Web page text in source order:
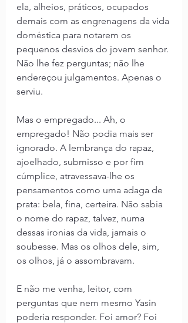
ela, alheios, práticos, ocupados
demais com as engrenagens da vida
doméstica para notarem os
pequenos desvios do jovem senhor.
Não lhe fez perguntas; não lhe
endereçou julgamentos. Apenas o
serviu.
Mas o empregado... Ah, o
empregado! Não podia mais ser
ignorado. A lembrança do rapaz,
ajoelhado, submisso e por fim
cúmplice, atravessava-lhe os
pensamentos como uma adaga de
prata: bela, fina, certeira. Não sabia
o nome do rapaz, talvez, numa
dessas ironias da vida, jamais o
soubesse. Mas os olhos dele, sim,
os olhos, já o assombravam.
E não me venha, leitor, com
perguntas que nem mesmo Yasin
poderia responder. Foi amor? Foi